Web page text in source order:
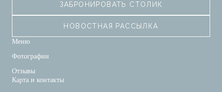
ЗАБРОНИРОВАТЬ СТОЛИК
НОВОСТНАЯ РАССЫЛКА
Меню
Фотографии
Отзывы
Карта и контакты